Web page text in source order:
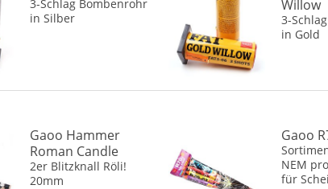
3-Schlag Bombenrohr
in Silber
Willow
3-
in Gold
Gaoo Hammer
Roman Candle
2er Blitzknall Röli!
20mm
Gaoo
NEM
für